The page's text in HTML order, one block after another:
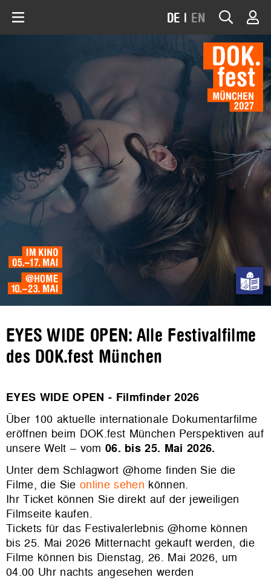
DE | EN
EYES WIDE OPEN: Alle Festivalfilme
des DOK.fest München
EYES WIDE OPEN - Filmfinder 2026
Über 100 aktuelle internationale Dokumentarfilme
eröffnen beim DOK.fest München Perspektiven auf
unsere Welt – vom 06. bis 25. Mai 2026.
Unter dem Schlagwort @home finden Sie die
Filme, die Sie online sehen können.
Ihr Ticket können Sie direkt auf der jeweiligen
Filmseite kaufen.
Tickets für das Festivalerlebnis @home können
bis 25. Mai 2026 Mitternacht gekauft werden, die
Filme können bis Dienstag, 26. Mai 2026, um
04.00 Uhr nachts angesehen werden